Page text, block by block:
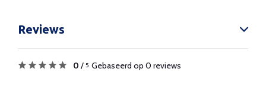
Reviews
0 / 5 Gebaseerd op 0 reviews